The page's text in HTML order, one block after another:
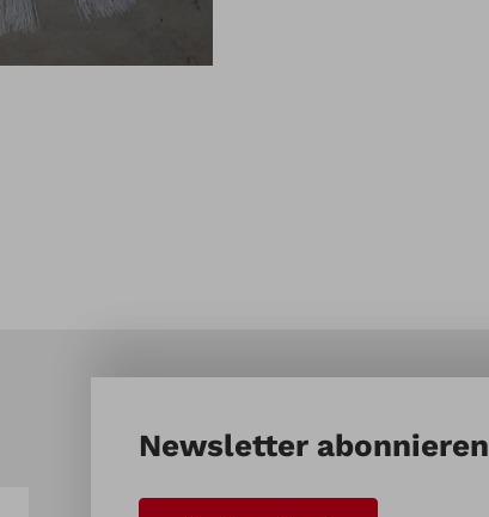
Newsletter abonnieren